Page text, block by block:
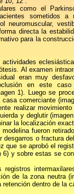
como el
sometidos
neuromuscular,
directa la
para la
Al examen
eran muy
en este caso
1). Luego se
comerciante
realizar
y deglutir
la localización
fueron
o fractura
que se aprobó el
y sobre estas se
de la zona neutra
dentro de la